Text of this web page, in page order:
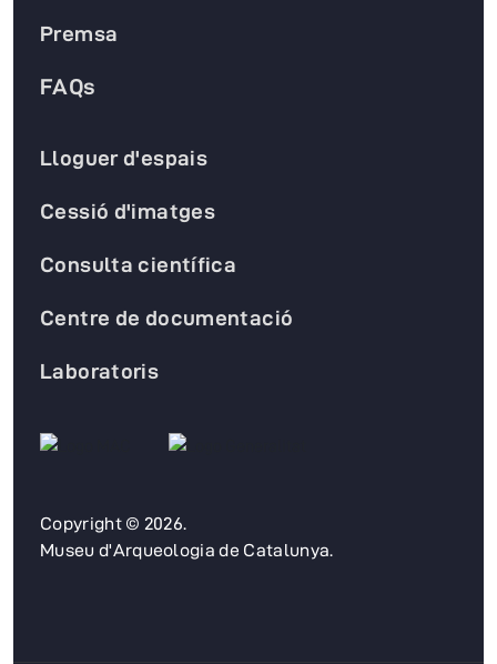
Copyright © 2026.
Museu d'Arqueologia de Catalunya.
Premsa
FAQs
Lloguer d'espais
Cessió d'imatges
Consulta científica
Centre de documentació
Laboratoris